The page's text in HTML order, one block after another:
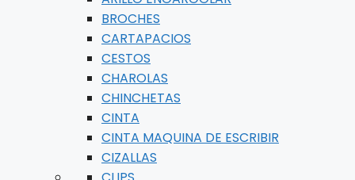
BROCHES
CARTAPACIOS
CESTOS
CHAROLAS
CHINCHETAS
CINTA
CINTA MAQUINA DE ESCRIBIR
CIZALLAS